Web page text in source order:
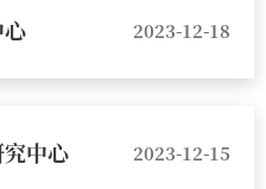
2023-12-18
中心 2023-12-15